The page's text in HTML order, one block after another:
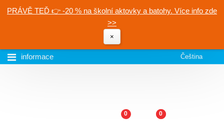
PRÁVĚ TEĎ 👉 -20 % na školní aktovky a batohy. Více info zde
>>
×
informace Čeština
0 0